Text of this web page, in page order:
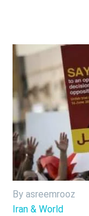
By asreemrooz
Iran & World